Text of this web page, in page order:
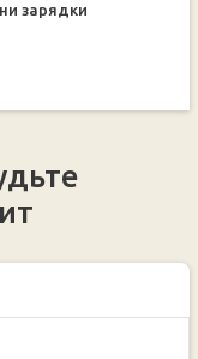
зарядки